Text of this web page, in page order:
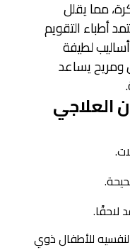
مما يقلل
أطباء التقويم
لطيفة
ومريح يساعد
العلاجي
لاحقًا.
للأطفال ذوي